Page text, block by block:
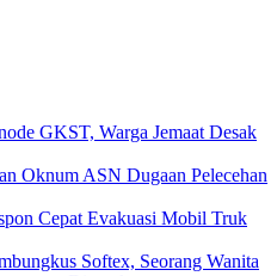
GKST, Warga Jemaat Desak
Oknum ASN Dugaan Pelecehan
Cepat Evakuasi Mobil Truk
Softex, Seorang Wanita